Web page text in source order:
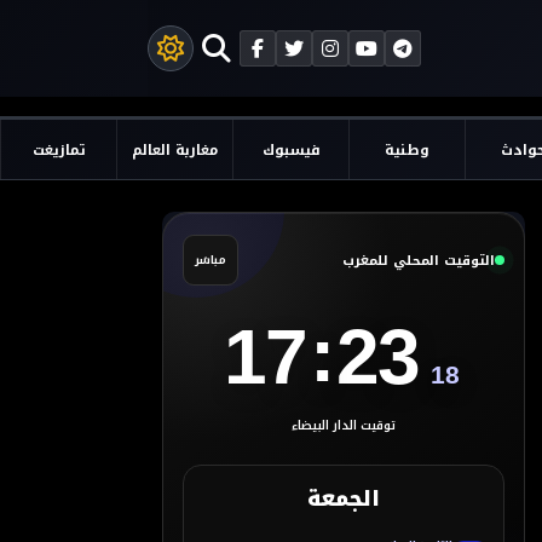
وطنية فيسبوك مغاربة العالم تمازيغت
التوقيت المحلي للمغرب مباشر
17:23 19
توقيت الدار البيضاء
الجمعة